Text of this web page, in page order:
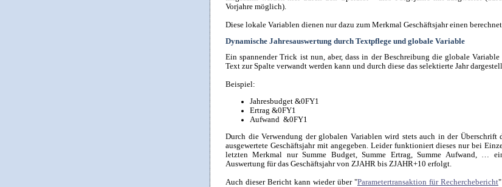
Vorjahre möglich).
Diese lokale Variablen dienen nur dazu zum Merkmal Geschäftsjahr einen
Dynamische Jahresauswertung durch Textpflege und globale Variable
Ein spannender Trick ist nun, aber, dass in der Beschreibung die globale Variable
Text zur Spalte verwandt werden kann und durch diese das selektierte Jahr
Beispiel:
Jahresbudget &0FY1
Ertrag &0FY1
Aufwand &0FY1
Durch die Verwendung der globalen Variablen wird stets auch in der Überschrift
ausgewertete Geschäftsjahr mit angegeben. Leider funktioniert dieses nur bei
letzten Merkmal nur Summe Budget, Summe Ertrag, Summe Aufwand, …
Auswertung für das Geschäftsjahr von ZJAHR bis ZJAHR+10 erfolgt.
Auch dieser Bericht kann wieder über "Parametertransaktion für Recherchebericht